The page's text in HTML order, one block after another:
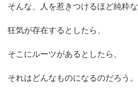
そんな、人を惹きつけるほど純粋な
狂気が存在するとしたら、
そこにルーツがあるとしたら、
それはどんなものになるのだろう。